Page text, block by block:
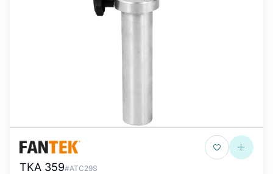
TKA 359#ATC29S